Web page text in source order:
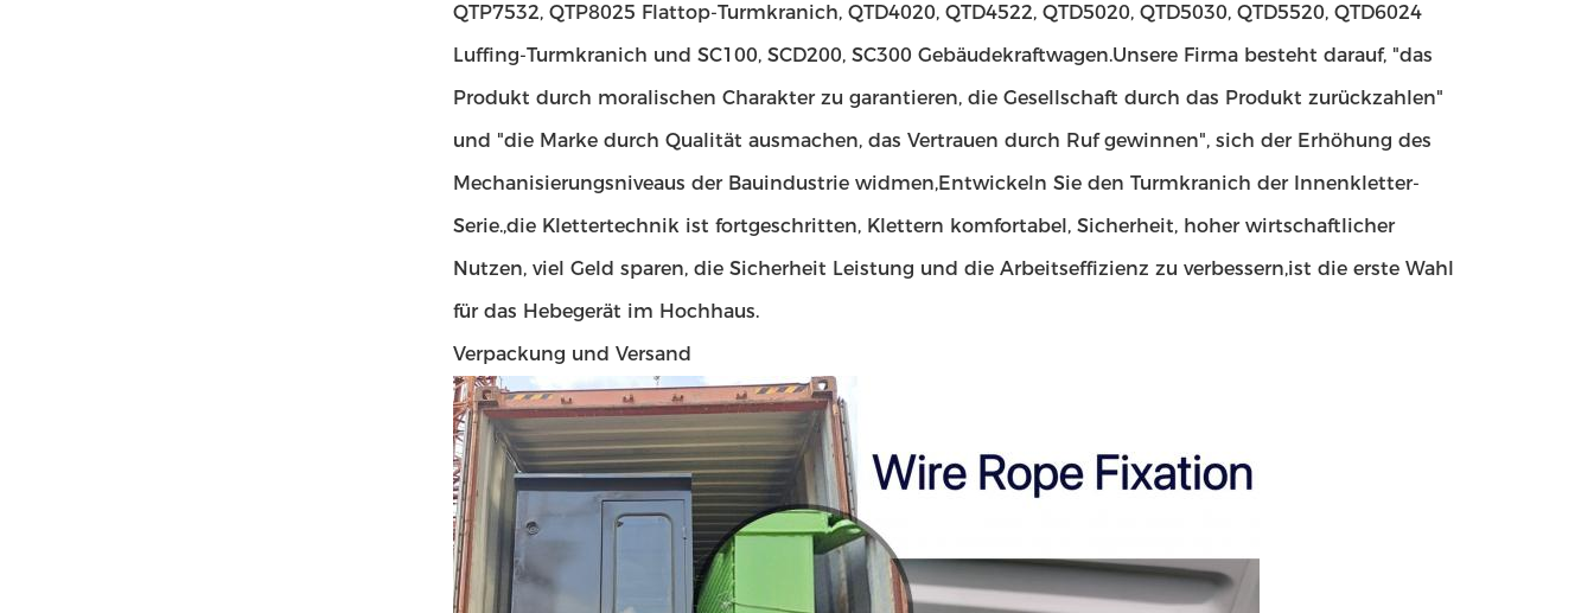
QTP7532, QTP8025 Flattop-Turmkranich, QTD4020, QTD4522, QTD5020, QTD5030, QTD5520, QTD6024
Luffing-Turmkranich und SC100, SCD200, SC300 Gebäudekraftwagen.Unsere Firma besteht darauf, "das
Produkt durch moralischen Charakter zu garantieren, die Gesellschaft durch das Produkt zurückzahlen"
und "die Marke durch Qualität ausmachen, das Vertrauen durch Ruf gewinnen", sich der Erhöhung des
Mechanisierungsniveaus der Bauindustrie widmen,Entwickeln Sie den Turmkranich der Innenkletter-
Serie.,die Klettertechnik ist fortgeschritten, Klettern komfortabel, Sicherheit, hoher wirtschaftlicher
Nutzen, viel Geld sparen, die Sicherheit Leistung und die Arbeitseffizienz zu verbessern,ist die erste Wahl
für das Hebegerät im Hochhaus.
Verpackung und Versand